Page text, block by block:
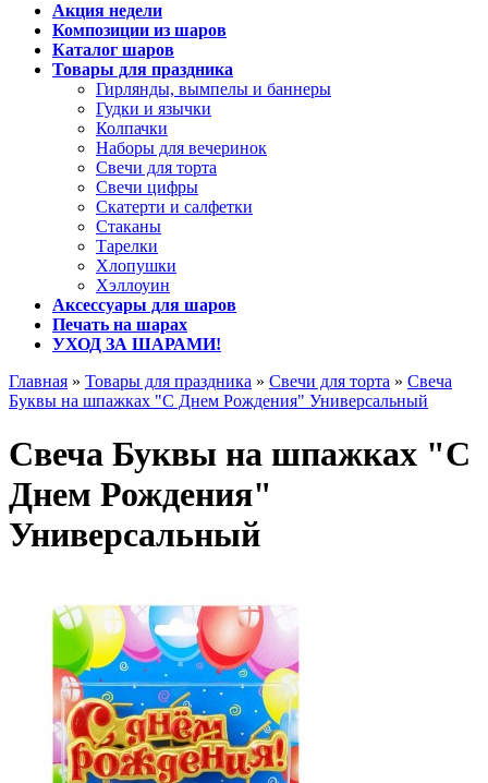
Акция недели
Композиции из шаров
Каталог шаров
Товары для праздника
Гирлянды, вымпелы и баннеры
Гудки и язычки
Колпачки
Наборы для вечеринок
Свечи для торта
Свечи цифры
Скатерти и салфетки
Стаканы
Тарелки
Хлопушки
Хэллоуин
Аксессуары для шаров
Печать на шарах
УХОД ЗА ШАРАМИ!
Главная » Товары для праздника » Свечи для торта » Свеча
Буквы на шпажках "С Днем Рождения" Универсальный
Свеча Буквы на шпажках "С
Днем Рождения"
Универсальный